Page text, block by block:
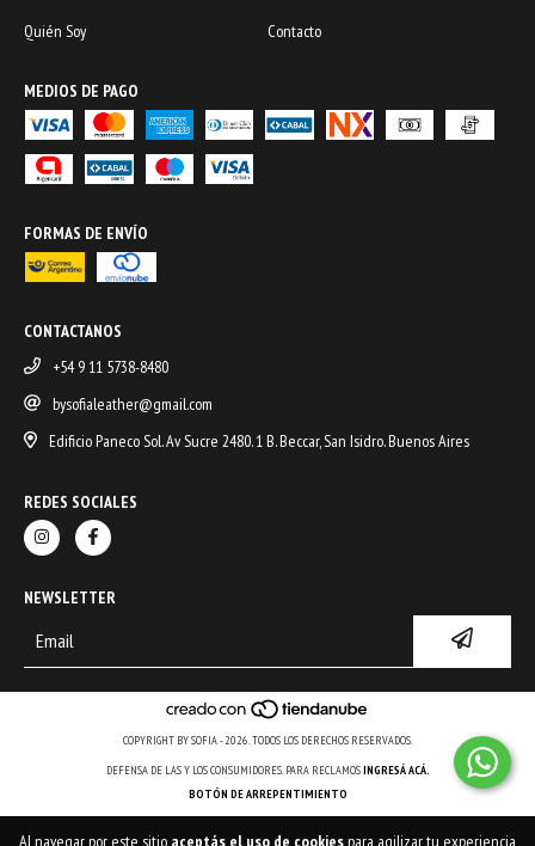
Al navegar por este sitio aceptás el uso de cookiespara agilizar tu experiencia
Quién Soy Contacto
MEDIOS DE PAGO
FORMAS DE ENVÍO
CONTACTANOS
+54 9 11 5738-8480
bysofialeather@gmail.com
Edificio Paneco Sol. Av Sucre 2480. 1 B. Beccar, San Isidro. Buenos Aires
REDES SOCIALES
NEWSLETTER
COPYRIGHT BY SOFIA - 2026. TODOS LOS DERECHOS RESERVADOS.
DEFENSA DE LAS Y LOS CONSUMIDORES. PARA RECLAMOSINGRESÁ ACÁ.
BOTÓN DE ARREPENTIMIENTO